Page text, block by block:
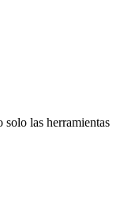
las herramientas